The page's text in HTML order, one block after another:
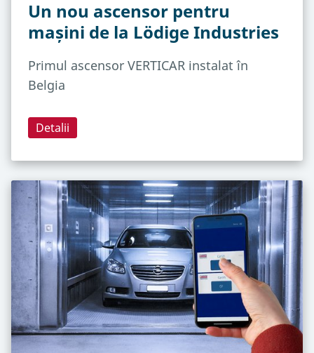
Un nou ascensor pentru
mașini de la Lödige Industries
Primul ascensor VERTICAR instalat în
Belgia
Detalii